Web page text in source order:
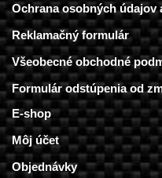
Ochrana osobných údajov
Reklamačný formulár
Všeobecné obchodné
Formulár odstúpenia od
E-shop
Môj účet
Objednávky